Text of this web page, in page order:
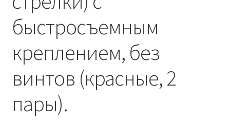
Продажа кондиционеров
Проектирование систем вентиляции и
кондиционирования
Прокладка трасс для кондиционеров
Сервисное обслуживание кондиционеров
быстросъемным
креплением, без
винтов (красные, 2
пары).